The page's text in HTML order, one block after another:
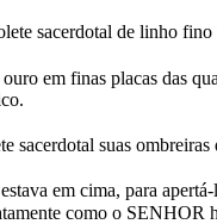
sacerdotal de linho
em finas placas das
sacerdotal suas
em cima, para
como o SENHOR